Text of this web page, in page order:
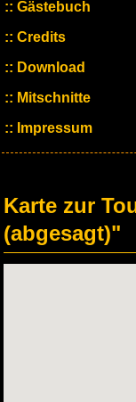
Gästebuch
Credits
Download
Mitschnitte
Impressum
Karte zur
(abgesagt)"